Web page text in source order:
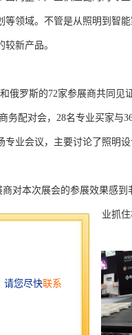
领域。不管是从照明到智能
新产品。
俄罗斯的72家参展商共同见
务配对会，28名专业买家与
业会议，主要讨论了照明
对本次展会的参展效果感到
、电气工程、安防企业抓